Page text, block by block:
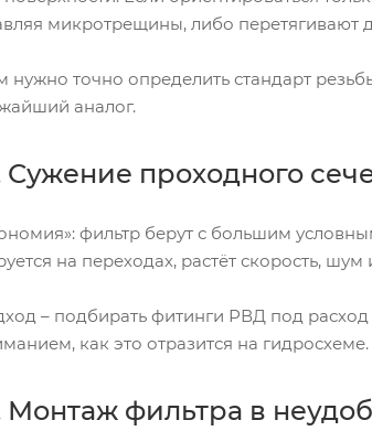
микротрещины, либо перетягивают
точно определить стандарт
аналог.
проходного
фильтр берут с большим
на переходах, растёт скорость,
– подбирать фитинги РВД под
как это отразится на гидросхеме.
фильтра в